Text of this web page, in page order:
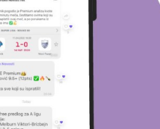
i epilog je bio samo 1 osvojen
imajući u vidu snagu rivala sa
bi da vidimo njihovu pobedu uz